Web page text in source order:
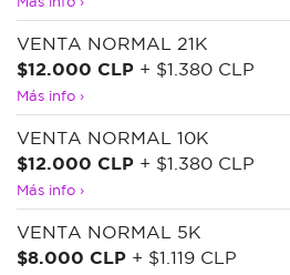
VENTA NORMAL 21K
$12.000 CLP + $1.380 CLP
Más info ›
VENTA NORMAL 10K
$12.000 CLP + $1.380 CLP
Más info ›
VENTA NORMAL 5K
$8.000 CLP + $1.119 CLP